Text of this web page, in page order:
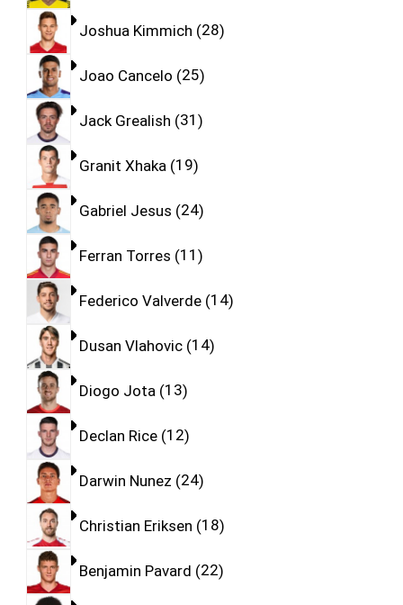
Joshua Kimmich 28
Joao Cancelo 25
Jack Grealish 31
Granit Xhaka 19
Gabriel Jesus 24
Ferran Torres 11
Federico Valverde 14
Dusan Vlahovic 14
Diogo Jota 13
Declan Rice 12
Darwin Nunez 24
Christian Eriksen 18
Benjamin Pavard 22